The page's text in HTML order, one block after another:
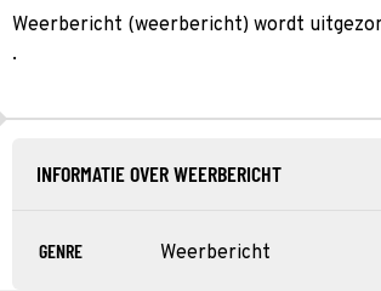
Weerbericht (weerbericht) wordt
.
INFORMATIE OVER WEERBERICHT
GENRE Weerbericht